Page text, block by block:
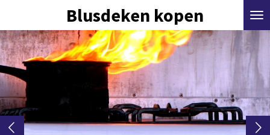
naar
de
hoofdinhoud
Blusdeken kopen